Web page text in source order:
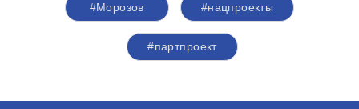
#Морозов #нацпроекты
#партпроект